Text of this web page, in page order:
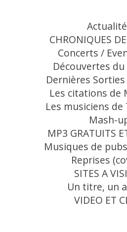
CHRONIQUES
Concerts /
Découvertes
Dernières
Les citations de
Les musiciens de
Mash-
MP3 GRATUITS
Musiques de
Reprises
SITES A
Un titre, un
VIDEO ET